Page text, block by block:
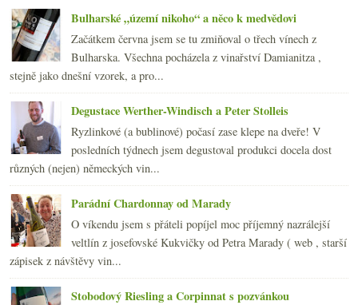
►března
►února
►ledna (22)
► 2013 (249)
2012
2011 (252)
►2010(249)
►2009(249)
►2008(270)
►2007(108)
Bulharské „území nikoho“ a něco k medvědovi
Začátkem června jsem se tu zmiňoval o třech vínech z
Bulharska. Všechna pocházela z vinařství Damianitza ,
stejně jako dnešní vzorek, a pro...
Degustace Werther-Windisch a Peter Stolleis
Ryzlinkové (a bublinové) počasí zase klepe na dveře! V
posledních týdnech jsem degustoval produkci docela dost
různých (nejen) německých vin...
Parádní Chardonnay od Marady
O víkendu jsem s přáteli popíjel moc příjemný nazrálejší
veltlín z josefovské Kukvičky od Petra Marady ( web , starší
zápisek z návštěvy vin...
Stobodový Riesling a Corpinnat s pozvánkou